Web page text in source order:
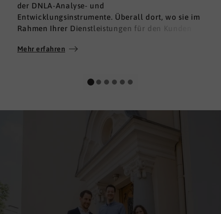
der DNLA-Analyse- und
Entwicklungsinstrumente. Überall dort, wo sie im
Rahmen Ihrer Dienstleistungen für den Kunden
Soft Skills brauchen, finden sie in DNLA den
Mehr erfahren